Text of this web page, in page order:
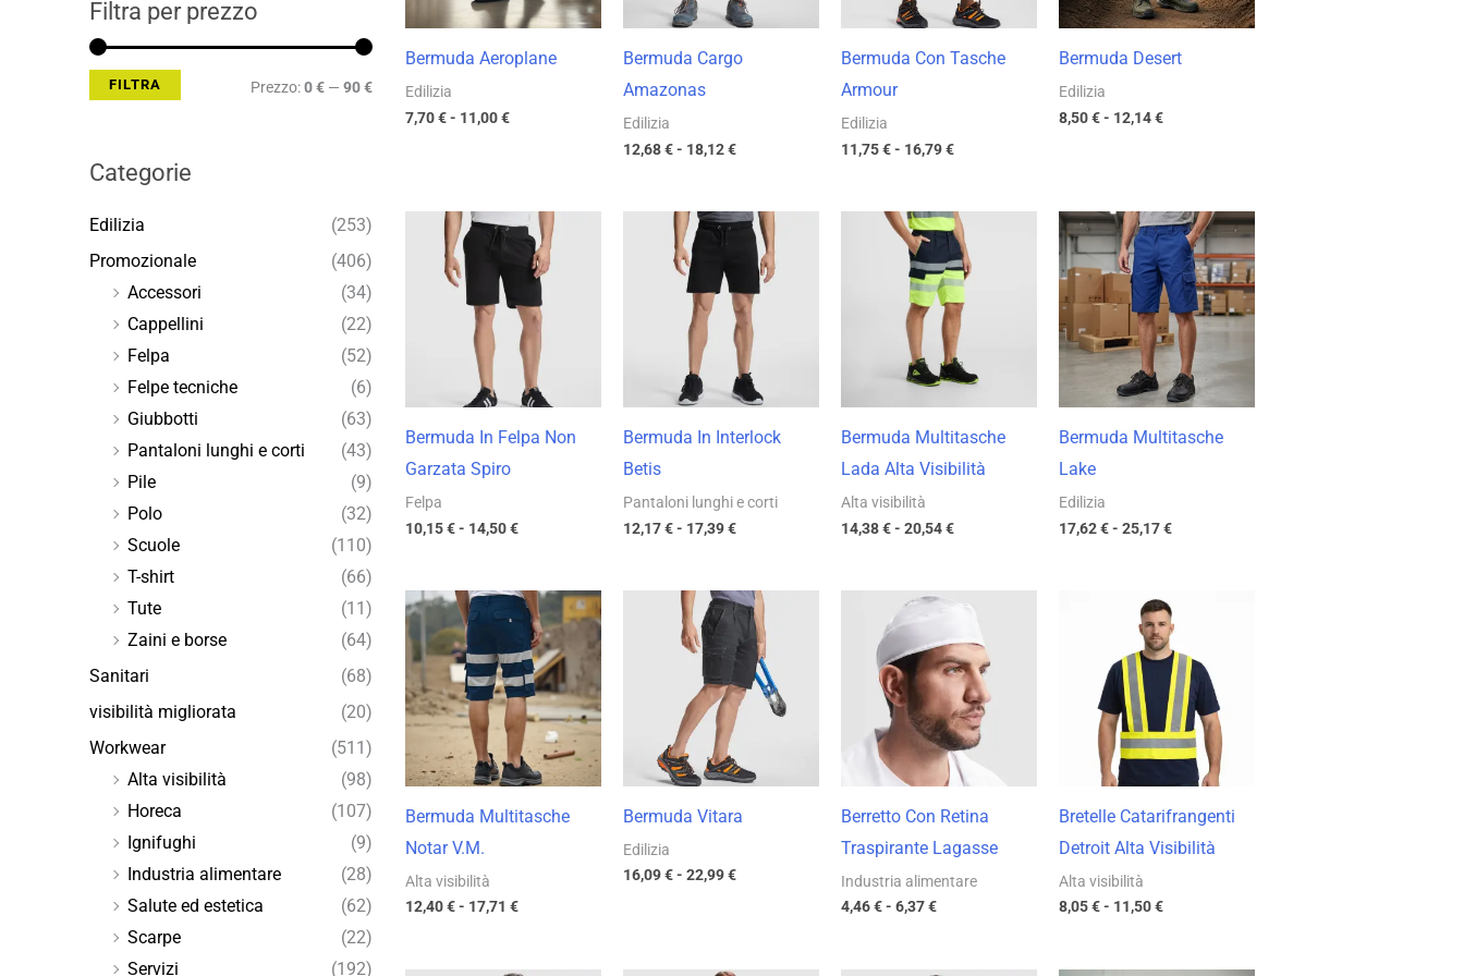
Filtra per prezzo
FILTRA Prezzo:0 €— 90 €
Categorie
Edilizia
(253)
Promozionale
(406)
Accessori
(34)
Cappellini
(22)
Felpa
(52)
Felpe tecniche
(6)
Giubbotti
(63)
Pantaloni lunghi e corti
(43)
Pile
(9)
Polo
(32)
Scuole
(110)
T-shirt
(66)
Tute
(11)
Zaini e borse
(64)
Sanitari
(68)
visibilità migliorata
(20)
Workwear
(511)
Alta visibilità
(98)
Horeca
(107)
Ignifughi
(9)
Industria alimentare
(28)
Salute ed estetica
(62)
Scarpe
(22)
Servizi
(192)
Bermuda Aeroplane
Edilizia
7,70€- 11,00€
Bermuda Cargo
Amazonas
Edilizia
12,68€- 18,12€
Bermuda Con Tasche
Armour
Edilizia
11,75€- 16,79€
Bermuda Desert
Edilizia
8,50€- 12,14€
Bermuda In Felpa Non
Garzata Spiro
Felpa
10,15€- 14,50€
Fascia
di
prezzo:
da
10,15 €
a
14,50 €
Bermuda In Interlock
Betis
Pantaloni lunghi e corti
12,17€- 17,39€
Fascia
prezzo:
12,17 €
a
17,39 €
Bermuda Multitasche
Lada Alta Visibilità
Alta visibilità
14,38€- 20,54€
Fascia
di
prezzo:
da
14,38 €
a
20,54 €
Bermuda Multitasche
Lake
Edilizia
17,62€- 25,17€
Fascia
di
prezzo:
da
17,62 €
a
25,17 €
Bermuda Multitasche
Notar V.M.
Alta visibilità
12,40€- 17,71 €
Fascia
di
prezzo:
da
12,40 €
a
17,71 €
Bermuda Vitara
Edilizia
16,09€- 22,99€
Fascia
di
prezzo:
da
16,09 €
a
22,99 €
Berretto Con Retina
Traspirante Lagasse
Industria alimentare
4,46€- 6,37€
Fascia
da
4,46 €
a
6,37 €
Bretelle Catarifrangenti
Detroit Alta Visibilità
Alta visibilità
8,05€- 11,50€
Fascia
di
prezzo:
da
8,05 €
a
11,50 €